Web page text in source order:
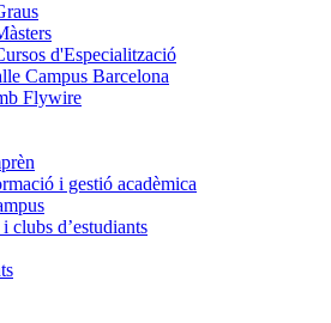
d'Especialització
Campus Barcelona
Flywire
i gestió acadèmica
clubs d’estudiants